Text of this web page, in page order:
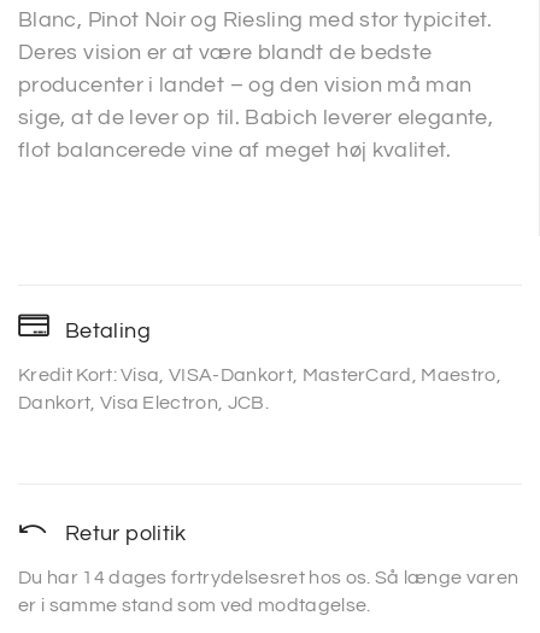
Blanc, Pinot Noir og Riesling med stor typicitet.
Deres vision er at være blandt de bedste
producenter i landet – og den vision må man
sige, at de lever op til. Babich leverer elegante,
flot balancerede vine af meget høj kvalitet.
Betaling
Kredit Kort: Visa, VISA-Dankort, MasterCard, Maestro,
Dankort, Visa Electron, JCB.
Retur politik
Du har 14 dages fortrydelsesret hos os. Så længe varen
er i samme stand som ved modtagelse.